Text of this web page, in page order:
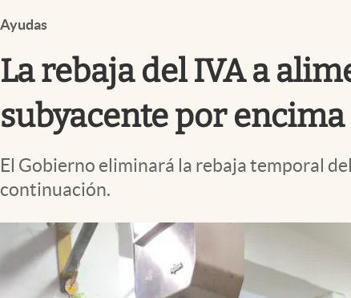
Ayudas
La rebaja del IVA a
subyacente por encima
El Gobierno eliminará la rebaja temporal
continuación.